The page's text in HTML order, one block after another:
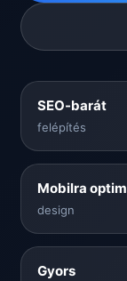
SEO-barát
felépítés
Mobilra
design
Gyors